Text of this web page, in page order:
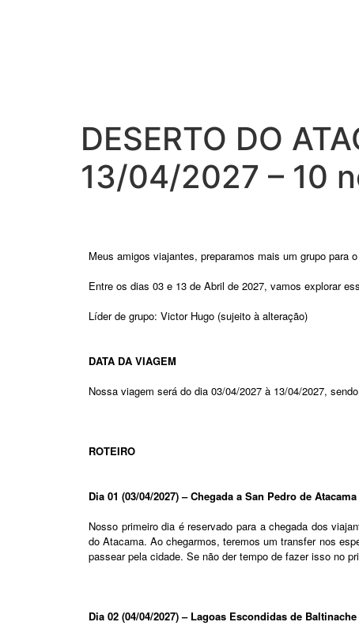
DESERTO DO
13/04/2027 – 10
Meus amigos viajantes, preparamos mais um grupo para o
Entre os dias 03 e 13 de Abril de 2027, vamos explorar
Líder de grupo: Victor Hugo (sujeito à alteração)
DATA DA VIAGEM
Nossa viagem será do dia 03/04/2027 à 13/04/2027,
ROTEIRO
Dia 01 (03/04/2027) – Chegada a San Pedro de Atacama
Nosso primeiro dia é reservado para a chegada dos
do Atacama. Ao chegarmos, teremos um transfer nos
passear pela cidade. Se não der tempo de fazer isso no
Dia 02 (04/04/2027) – Lagoas Escondidas de